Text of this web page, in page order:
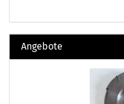
Angebote